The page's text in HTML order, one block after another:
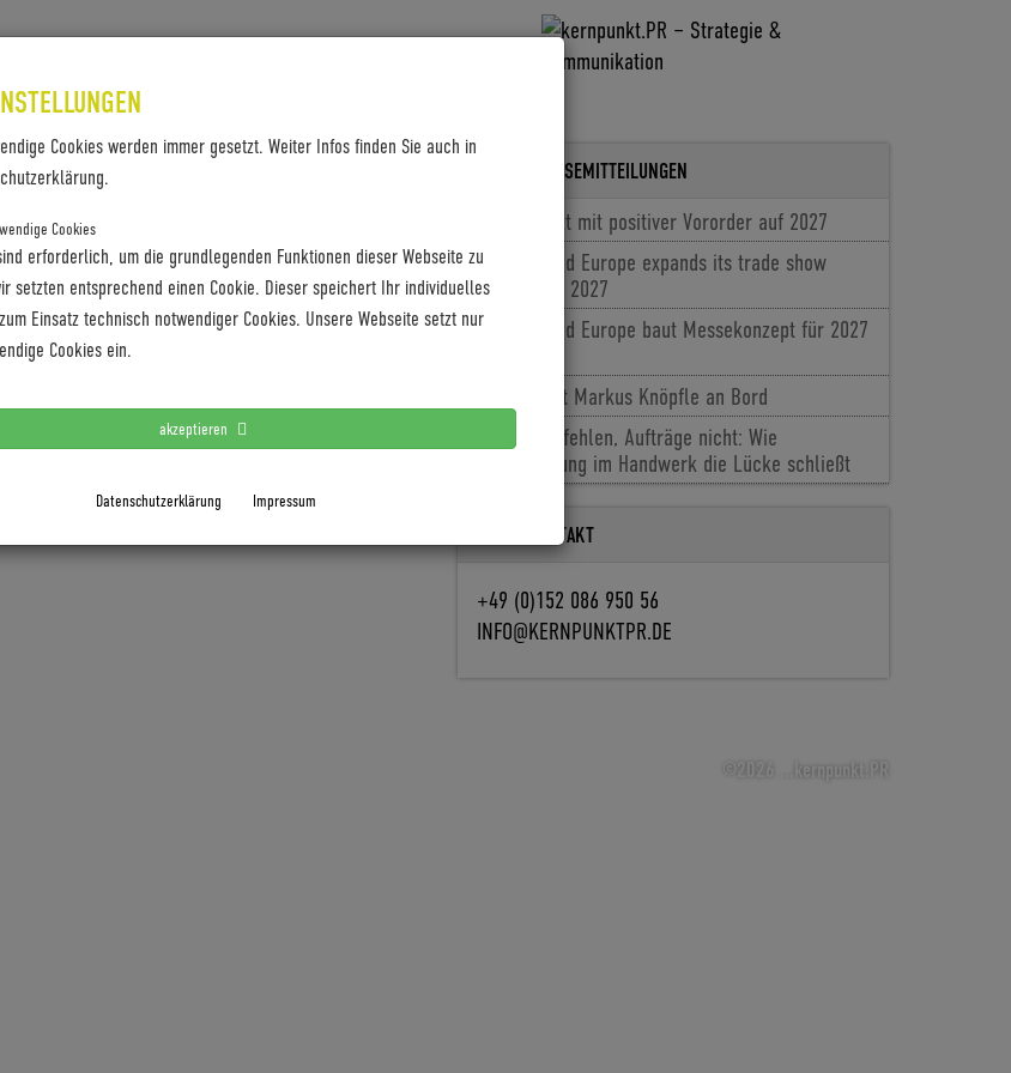
Cookies werden immer gesetzt. Weiter Infos finden Sie auch in
Cookies
erforderlich, um die grundlegenden Funktionen dieser Webseite zu
setzten entsprechend einen Cookie. Dieser speichert Ihr individuelles
Einsatz technisch notwendiger Cookies. Unsere Webseite setzt nur
Cookies ein.
akzeptieren
Datenschutzerklärung Impressum
LETZTE PRESSEMITTEILUNGEN
Coboc blickt mit positiver Vororder auf 2027
Cyclingworld Europe expands its trade show
concept for 2027
Cyclingworld Europe baut Messekonzept für 2027
Baldiso holt Markus Knöpfle an Bord
Fachkräfte fehlen, Aufträge nicht: Wie
Digitalisierung im Handwerk die Lücke schließt
PRESSEKONTAKT
+49 (0)152 086 950 56
INFO@KERNPUNKTPR.DE
©2026 ...kernpunkt.PR